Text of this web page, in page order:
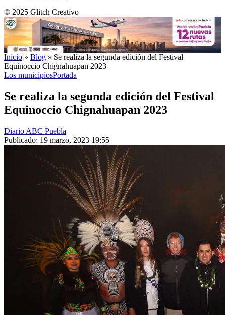
© 2025 Glitch Creativo
Inicio » Blog » Se realiza la segunda edición del Festival
Equinoccio Chignahuapan 2023
Los municipiosPortada
Se realiza la segunda edición del Festival
Equinoccio Chignahuapan 2023
Diario ABC Puebla
Publicado: 19 marzo, 2023 19:55